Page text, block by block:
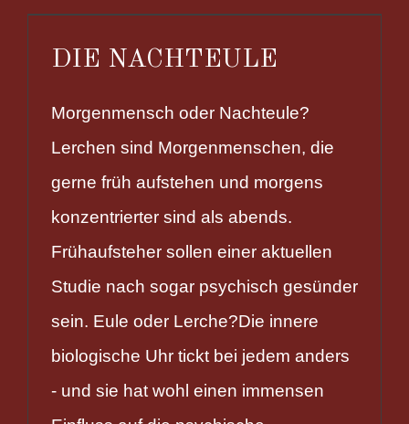
DIE NACHTEULE
Morgenmensch oder Nachteule?
Lerchen sind Morgenmenschen, die
gerne früh aufstehen und morgens
konzentrierter sind als abends.
Frühaufsteher sollen einer aktuellen
Studie nach sogar psychisch gesünder
sein. Eule oder Lerche?Die innere
biologische Uhr tickt bei jedem anders
- und sie hat wohl einen immensen